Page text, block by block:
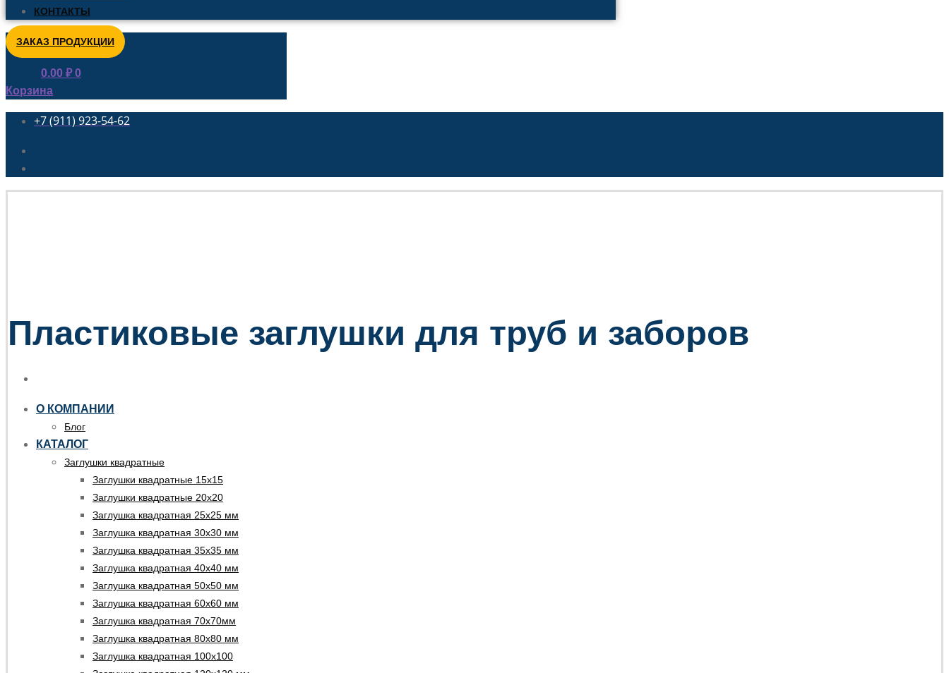
КОНТАКТЫ
ЗАКАЗ ПРОДУКЦИИ
0.00 ₽ 0
Корзина
+7 (911) 923-54-62
Пластиковые заглушки для труб и заборов
О КОМПАНИИ
Блог
КАТАЛОГ
Заглушки квадратные
Заглушки квадратные 15х15
Заглушки квадратные 20х20
Заглушка квадратная 25х25 мм
Заглушка квадратная 30х30 мм
Заглушка квадратная 35х35 мм
Заглушка квадратная 40х40 мм
Заглушка квадратная 50х50 мм
Заглушка квадратная 60х60 мм
Заглушка квадратная 70х70мм
Заглушка квадратная 80х80 мм
Заглушка квадратная 100х100